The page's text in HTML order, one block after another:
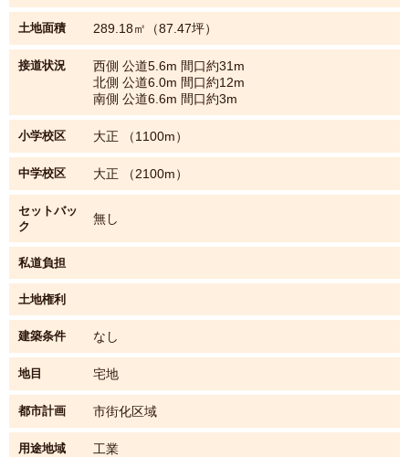
土地面積 289.18㎡（87.47坪）
接道状況
西側 公道5.6m 間口約31m
北側 公道6.0m 間口約12m
南側 公道6.6m 間口約3m
小学校区 大正 （1100m）
中学校区 大正 （2100m）
セットバッ
ク
無し
私道負担
土地権利
建築条件 なし
地目 宅地
都市計画 市街化区域
用途地域 工業